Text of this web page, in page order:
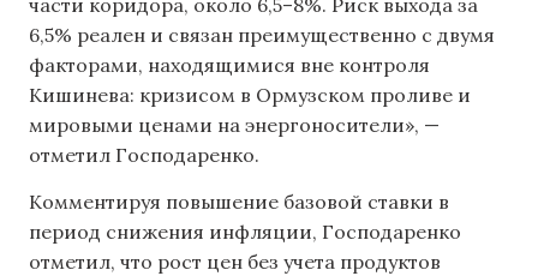
части коридора, около 6,5–8%. Риск выхода за
6,5% реален и связан преимущественно с двумя
факторами, находящимися вне контроля
Кишинева: кризисом в Ормузском проливе и
мировыми ценами на энергоносители», —
отметил Господаренко.
Комментируя повышение базовой ставки в
период снижения инфляции, Господаренко
отметил, что рост цен без учета продуктов